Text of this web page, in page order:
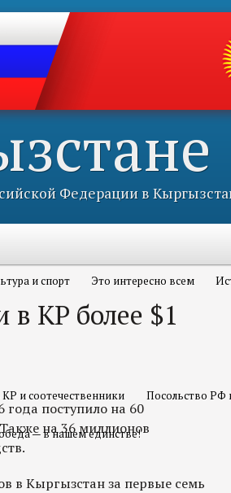
Федерации в
и спорт Это интересно всем
и соотечественники Посольство РФ
— в нашем единстве!
в КР более $1
поступило на 60
на 36 миллионов
в Кыргызстан за первые семь